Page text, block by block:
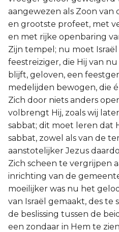
aangewezen als Zoon van
en grootste profeet, met
en met rijke openbaring
Zijn tempel; nu moet
feestreiziger, die Hij van
blijft, geloven, een
medelijden bewogen, die
Zich door niets anders
volbrengt Hij, zoals wij
sabbat; dit moet leren dat
sabbat, zowel als van de
aanstotelijker Jezus
Zich scheen te vergrijpen
inrichting van de
moeilijker was nu het
van Israël gemaakt, des
de beslissing tussen de
een zondaar in Hem te